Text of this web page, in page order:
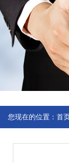
您现在的位置： 首